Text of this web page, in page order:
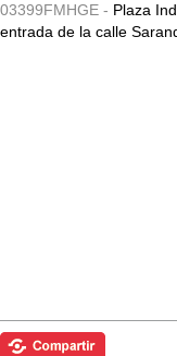
03399FMHGE - Plaza
entrada de la calle